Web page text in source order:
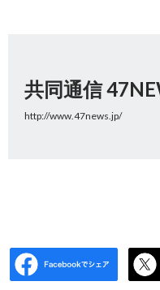
共同通信
http://www.47news.jp/